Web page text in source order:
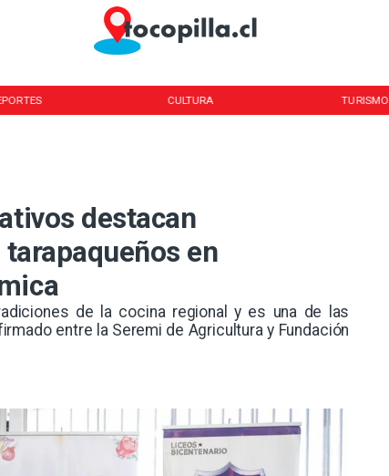
CULTURA TURISMO
destacan
en
de la cocina regional y es una de las
entre la Seremi de Agricultura y Fundación